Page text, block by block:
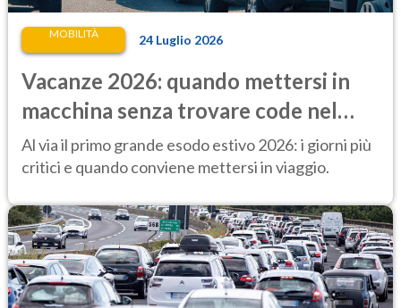
MOBILITÀ 24 Luglio 2026
Vacanze 2026: quando mettersi in
macchina senza trovare code nel
primo lungo esodo estivo
Al via il primo grande esodo estivo 2026: i giorni più
critici e quando conviene mettersi in viaggio.